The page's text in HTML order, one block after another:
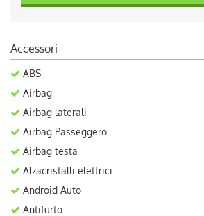
Accessori
ABS
Airbag
Airbag laterali
Airbag Passeggero
Airbag testa
Alzacristalli elettrici
Android Auto
Antifurto